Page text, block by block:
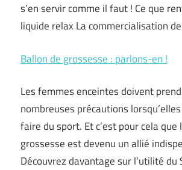
s’en servir comme il faut ! Ce que
liquide relax La commercialisation
Ballon de grossesse : parlons-en !
Les femmes enceintes doivent
nombreuses précautions
faire du sport. Et c’est pour cela que
grossesse est devenu un allié
Découvrez davantage sur l’utilité du